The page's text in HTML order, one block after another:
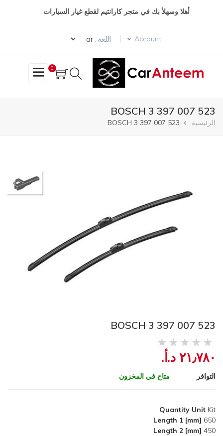
أهلا وسهلأ بك في متجر كارانتيم لقطع غيار السيارات
Account اللغه :
Select your language
0
BOSCH 3 397 007 523
مسار
الرئيسية BOSCH 3 397 007 523
BOSCH 3 397 007 523
٢١٫٧٨٠ د.أ.‏
التوافر متاح في المخزون
Quantity Unit Kit
Length 1 [mm] 650
Length 2 [mm] 450